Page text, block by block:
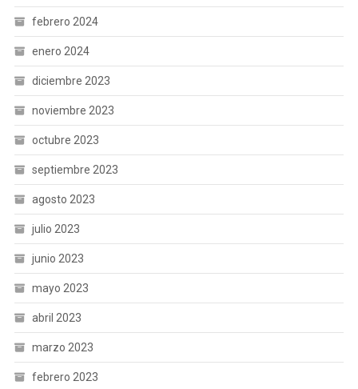
febrero 2024
enero 2024
diciembre 2023
noviembre 2023
octubre 2023
septiembre 2023
agosto 2023
julio 2023
junio 2023
mayo 2023
abril 2023
marzo 2023
febrero 2023